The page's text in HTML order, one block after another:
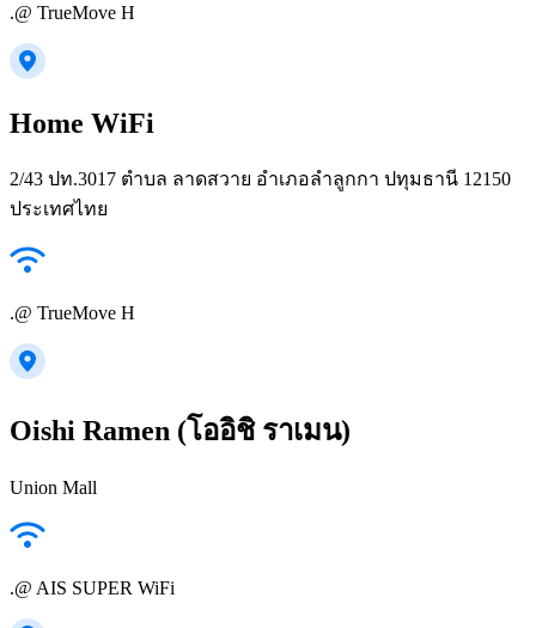
.@ TrueMove H
Home WiFi
2/43 ปท.3017 ตำบล ลาดสวาย อำเภอลำลูกกา ปทุมธานี 12150
ประเทศไทย
.@ TrueMove H
Oishi Ramen (โออิชิ ราเมน)
Union Mall
.@ AIS SUPER WiFi